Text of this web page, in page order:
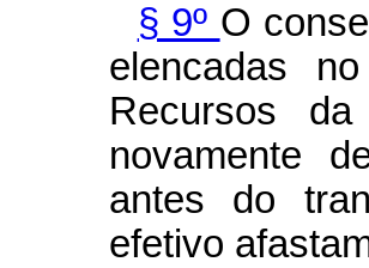
§ 9º O
elencadas
Recursos
novamente
antes do
efetivo